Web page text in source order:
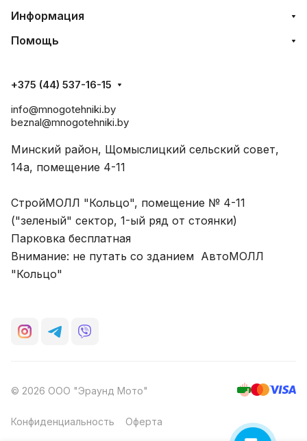
Информация
Помощь
+375 (44) 537-16-15
info@mnogotehniki.by
beznal@mnogotehniki.by
Минский район, Щомыслицкий сельский совет,
14а, помещение 4-11
СтройМОЛЛ "Кольцо", помещение № 4-11
("зеленый" сектор, 1-ый ряд от стоянки)
Парковка бесплатная
Внимание: не путать со зданием АвтоМОЛЛ
"Кольцо"
© 2026 ООО "Эраунд Мото"
Конфиденциальность Оферта